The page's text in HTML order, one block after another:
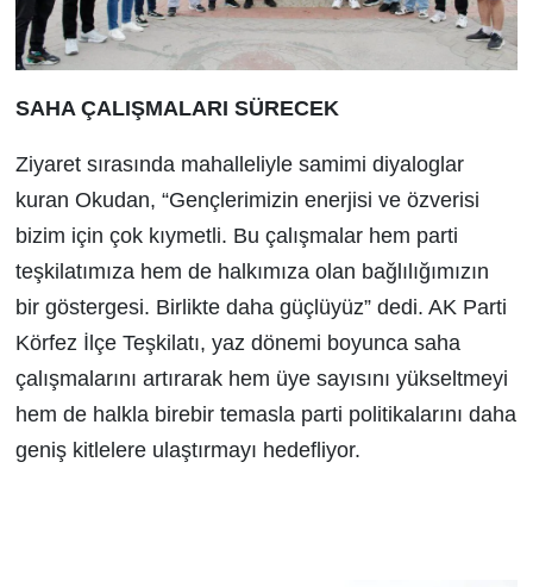
SAHA ÇALIŞMALARI SÜRECEK
Ziyaret sırasında mahalleliyle samimi diyaloglar
kuran Okudan, “Gençlerimizin enerjisi ve özverisi
bizim için çok kıymetli. Bu çalışmalar hem parti
teşkilatımıza hem de halkımıza olan bağlılığımızın
bir göstergesi. Birlikte daha güçlüyüz” dedi. AK Parti
Körfez İlçe Teşkilatı, yaz dönemi boyunca saha
çalışmalarını artırarak hem üye sayısını yükseltmeyi
hem de halkla birebir temasla parti politikalarını daha
geniş kitlelere ulaştırmayı hedefliyor.